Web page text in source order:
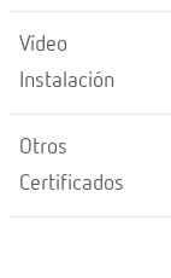
Vídeo
Instalación
Otros
Certificados